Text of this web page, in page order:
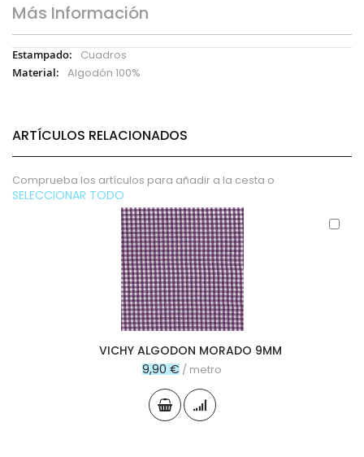
Más Información
Más
Información
Cuadros
Algodón 100%
ARTÍCULOS RELACIONADOS
Comprueba los artículos para añadir a la cesta o
SELECCIONAR TODO
VICHY ALGODON MORADO 9MM
9,90 € / metro